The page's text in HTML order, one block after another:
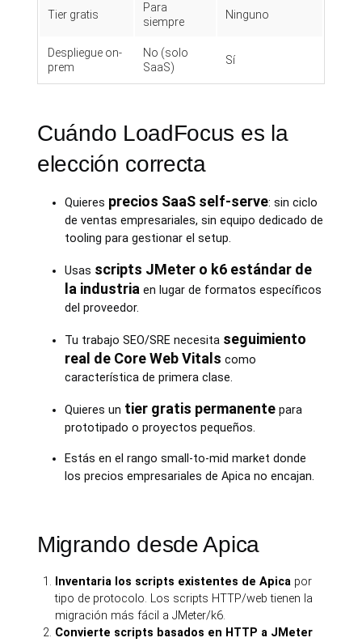
Tier gratis
Para
siempre
Ninguno
Despliegue on-
prem
No (solo
SaaS)
Sí
Cuándo LoadFocus es la
elección correcta
Quieres precios SaaS self-serve: sin ciclo
de ventas empresariales, sin equipo dedicado de
tooling para gestionar el setup.
Usas scripts JMeter o k6 estándar de
la industriaen lugar de formatos específicos
del proveedor.
Tu trabajo SEO/SRE necesita seguimiento
real de Core Web Vitals como
característica de primera clase.
Quieres un tier gratis permanentepara
prototipado o proyectos pequeños.
Estás en el rango small-to-mid market donde
los precios empresariales de Apica no encajan.
Migrando desde Apica
Inventaria los scripts existentes de Apica por
tipo de protocolo. Los scripts HTTP/web tienen la
migración más fácil a JMeter/k6.
Convierte scripts basados en HTTP a JMeter